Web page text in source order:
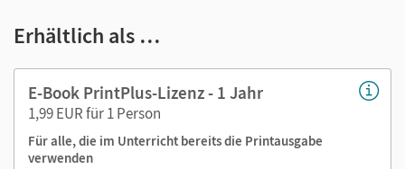
Notizen erstellen
Lesezeichen hinzufügen
Zoomen
Erhältlich als …
E-Book PrintPlus-Lizenz - 1 Jahr
1,99 EUR für 1 Person
Für alle, die im Unterricht bereits die Printausgabe
verwenden